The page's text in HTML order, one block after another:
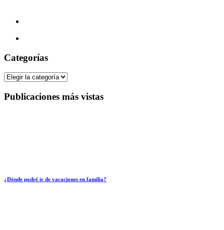
Categorías
Categorías
Publicaciones más vistas
¿Dónde podré ir de vacaciones en familia?